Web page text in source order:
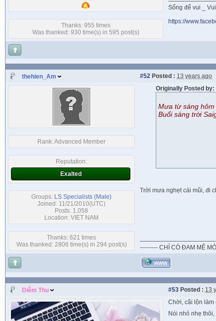
Thanks: 955 times
Was thanked: 930 time(s) in 595 post(s)
Sống để vui _
https://
thehien_Am #52 Posted : 13 years ago
Rank:Advanced Member
Reputation:
Exalted
Groups: LS Specialists (Male)
Joined: 11/21/2010(UTC)
Posts: 1,058
Location: VIET NAM
Thanks: 621 times
Was thanked: 2806 time(s) in 294 post(s)
Originally Posted by:
Mưa từ sáng hôm
Buổi sáng trời
Trời mưa nghẹt cái mũi, đi
--------- CHỈ CÓ ĐAM MÊ
WWW
Diễm Thu #53 Posted : 13
Chời, cãi lộn làm
Nói nhỏ nhẹ